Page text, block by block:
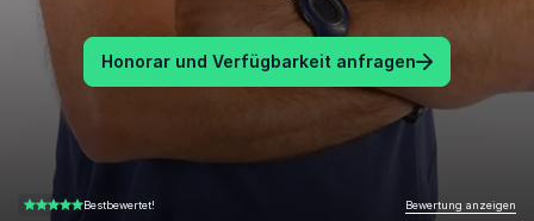
Honorar und Verfügbarkeit anfragen
4.50 von 5 Bestbewertet! Bewertung anzeigen